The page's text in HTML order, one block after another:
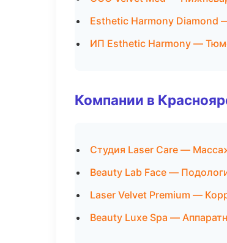
Esthetic Harmony Diamond
ИП Esthetic Harmony —
Компании в
Студия Laser Care —
Beauty Lab Face —
Laser Velvet Premium —
Beauty Luxe Spa —